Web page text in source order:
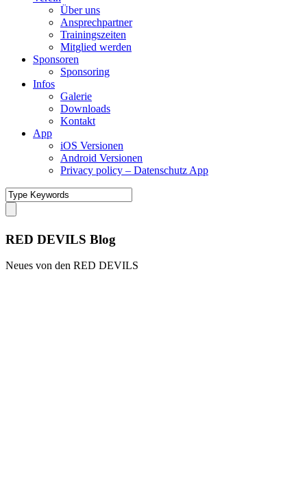
Über uns
Ansprechpartner
Trainingszeiten
Mitglied werden
Sponsoren
Sponsoring
Infos
Galerie
Downloads
Kontakt
App
iOS Versionen
Android Versionen
Privacy policy – Datenschutz App
RED DEVILS Blog
Neues von den RED DEVILS